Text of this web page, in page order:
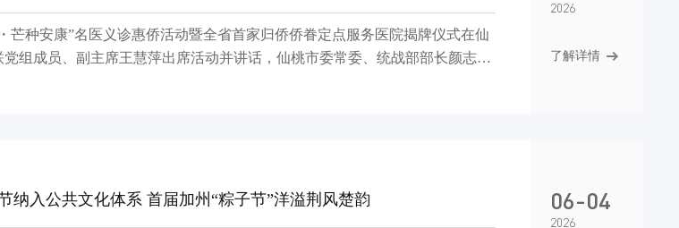
芒种安康”名医义诊惠侨活动暨全省首家归侨侨眷定点服务医院揭牌仪式在仙
组成员、副主席王慧萍出席活动并讲话，仙桃市委常委、统战部部长颜志
2026
了解详情
纳入公共文化体系 首届加州“粽子节”洋溢荆风楚韵 06-04
2026